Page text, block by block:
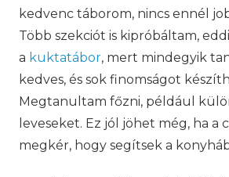
kedvenc táborom, nincs ennél
Több szekciót is kipróbáltam,
a kuktatábor, mert mindegyik
kedves, és sok finomságot
Megtanultam főzni, például
leveseket. Ez jól jöhet még, ha a
megkér, hogy segítsek a